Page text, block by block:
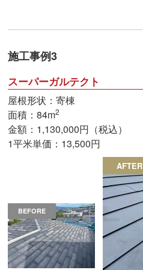
施工事例3
スーパーガルテクト
屋根形状：寄棟
面積：84m2
金額：1,130,000円（税込）
1平米単価：13,500円
BEFORE
AFTER